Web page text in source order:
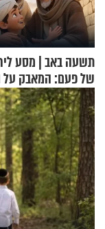
תשעה באב | מסע
של פעם: המאבק על